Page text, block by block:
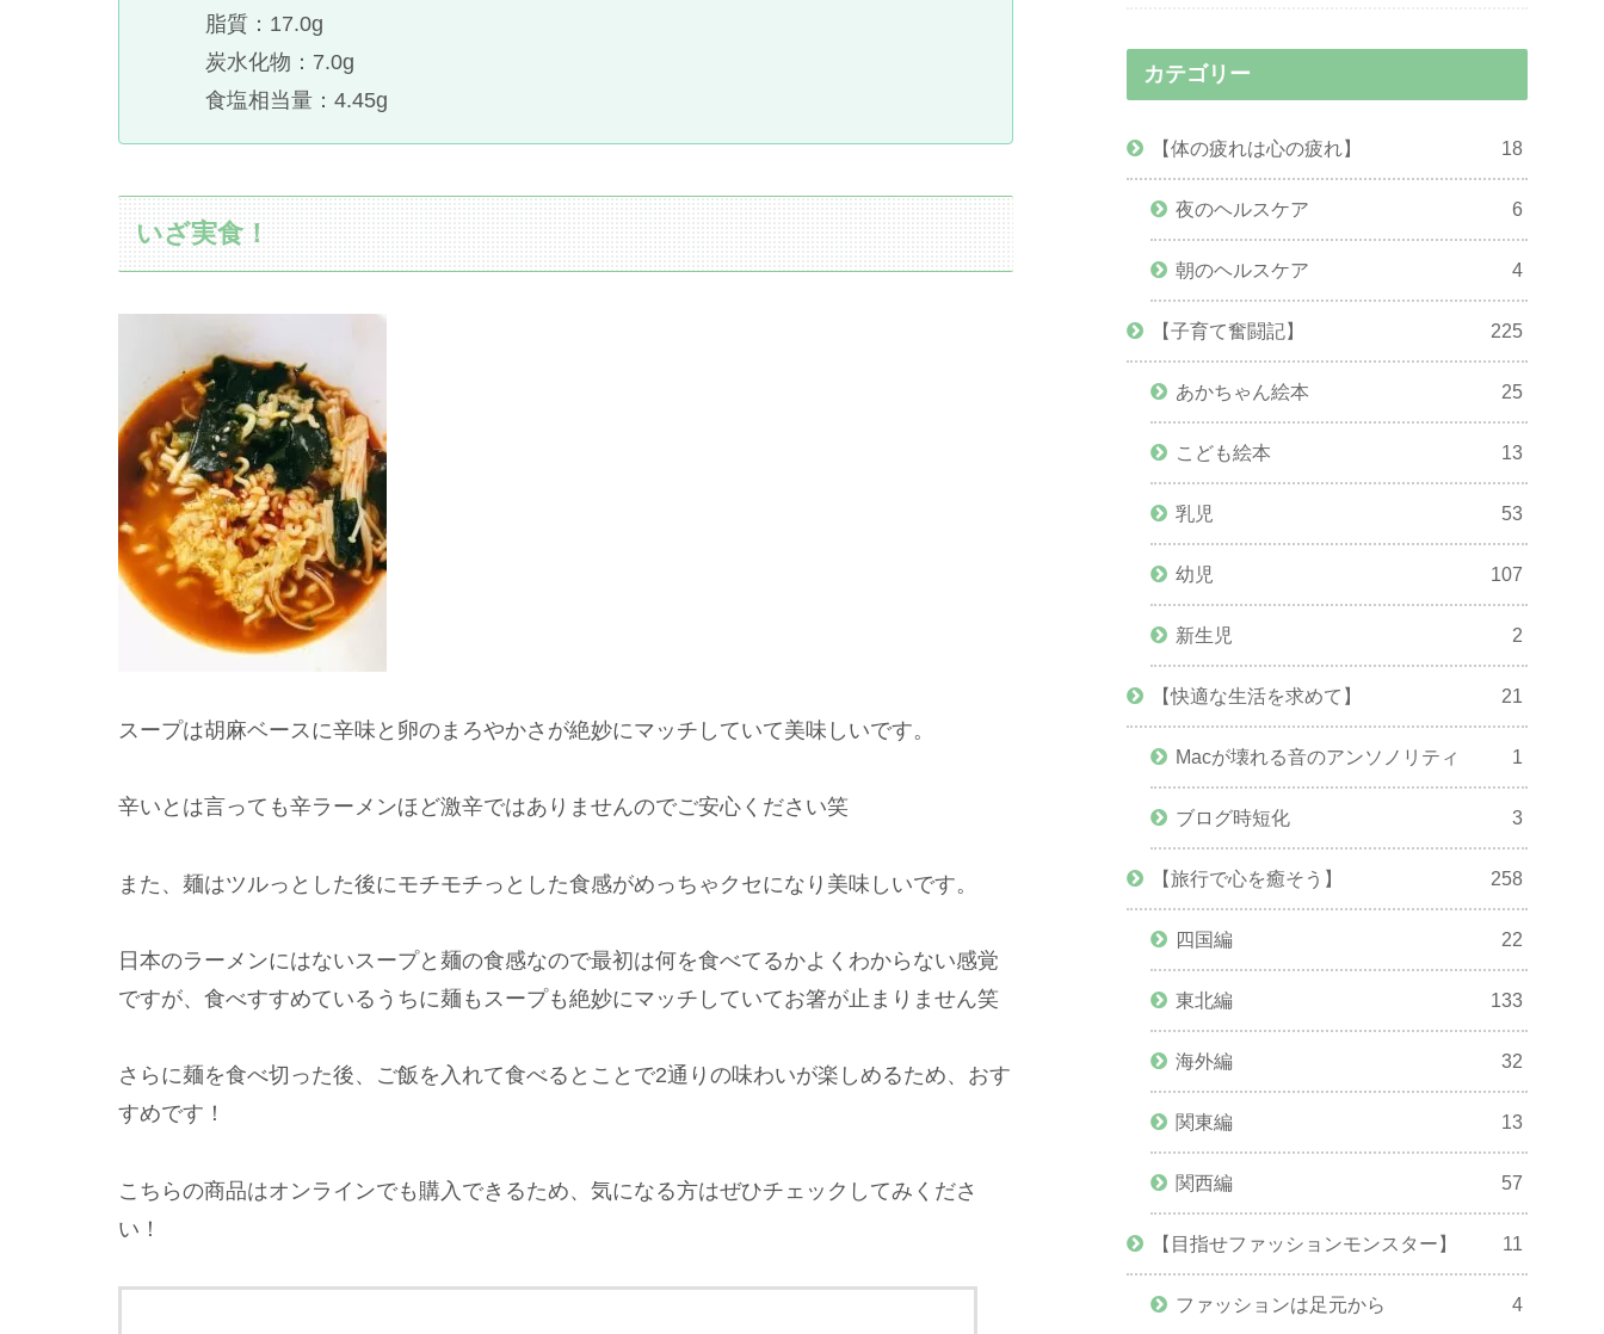
脂質：17.0g
炭水化物：7.0g
食塩相当量：4.45g
いざ実食！
スープは胡麻ベースに辛味と卵のまろやかさが絶妙にマッチしていて美味しいです。
辛いとは言っても辛ラーメンほど激辛ではありませんのでご安心ください笑
また、麺はツルっとした後にモチモチっとした食感がめっちゃクセになり美味しいです。
日本のラーメンにはないスープと麺の食感なので最初は何を食べてるかよくわからない感覚
ですが、食べすすめているうちに麺もスープも絶妙にマッチしていてお箸が止まりません笑
さらに麺を食べ切った後、ご飯を入れて食べるとことで2通りの味わいが楽しめるため、おす
すめです！
こちらの商品はオンラインでも購入できるため、気になる方はぜひチェックしてみくださ
い！
カテゴリー
【体の疲れは心の疲れ】 18
夜のヘルスケア 6
朝のヘルスケア 4
【子育て奮闘記】 225
あかちゃん絵本 25
こども絵本 13
乳児 53
幼児 107
新生児 2
【快適な生活を求めて】 21
Macが壊れる音のアンソノリティ 1
ブログ時短化 3
【旅行で心を癒そう】 258
四国編 22
東北編 133
海外編 32
関東編 13
関西編 57
【目指せファッションモンスター】 11
ファッションは足元から 4